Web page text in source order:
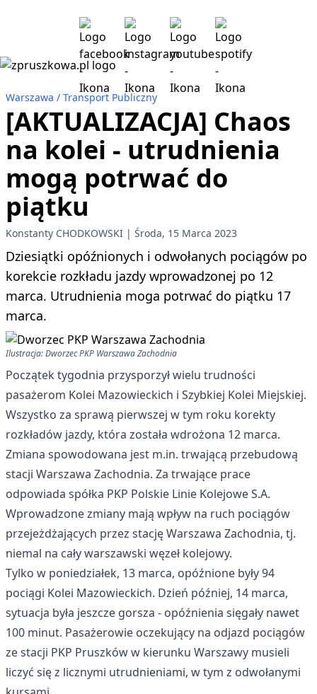
Warszawa Transport Publiczny
[AKTUALIZACJA] Chaos
na kolei - utrudnienia
mogą potrwać do
piątku
Konstanty CHODKOWSKI Środa, 15 Marca 2023
Dziesiątki opóźnionych i odwołanych pociągów po
korekcie rozkładu jazdy wprowadzonej po 12
marca. Utrudnienia moga potrwać do piątku 17
marca.
Ilustracja: Dworzec PKP Warszawa Zachodnia
Początek tygodnia przysporzył wielu trudności
pasażerom Kolei Mazowieckich i Szybkiej Kolei Miejskiej.
Wszystko za sprawą pierwszej w tym roku korekty
rozkładów jazdy, która została wdrożona 12 marca.
Zmiana spowodowana jest m.in. trwającą przebudową
stacji Warszawa Zachodnia. Za trwające prace
odpowiada spółka PKP Polskie Linie Kolejowe S.A.
Wprowadzone zmiany mają wpływ na ruch pociągów
przejeżdżających przez stację Warszawa Zachodnia, tj.
niemal na cały warszawski węzeł kolejowy.
Tylko w poniedziałek, 13 marca, opóźnione były 94
pociągi Kolei Mazowieckich. Dzień później, 14 marca,
sytuacja była jeszcze gorsza - opóźnienia sięgały nawet
100 minut. Pasażerowie oczekujący na odjazd pociągów
ze stacji PKP Pruszków w kierunku Warszawy musieli
liczyć się z licznymi utrudnieniami, w tym z odwołanymi